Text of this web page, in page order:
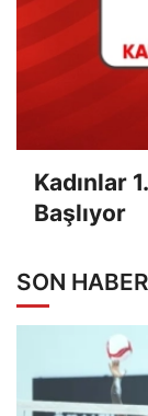
Kadınlar
Başlıyor
SON